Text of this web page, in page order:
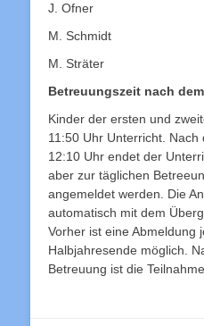
J. Ofner
M. Schmidt
M. Sträter
Betreuungszeit nach
Kinder der ersten und
11:50 Uhr Unterricht.
12:10 Uhr endet der
aber zur täglichen
angemeldet werden. Die
automatisch mit dem
Vorher ist eine Abmeldung
Halbjahresende möglich.
Betreuung ist die